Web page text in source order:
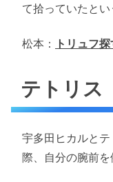
て拾っていたとい
松本： トリュフ
テトリス
宇多田ヒカルと
際、自分の腕前を